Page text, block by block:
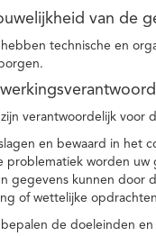
van de
technische en
verantwoordelijk voor
en bewaard in het
problematiek worden
gegevens kunnen door
of wettelijke
de doeleinden